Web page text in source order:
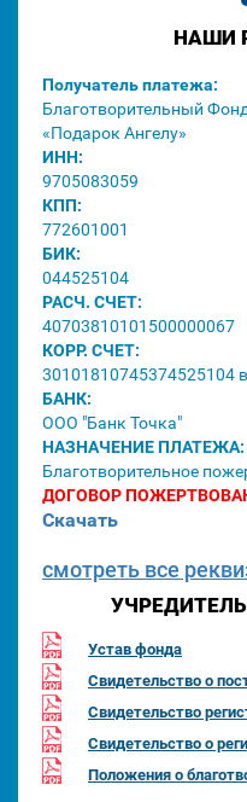
НАШИ
Получатель платежа:
Благотворительный
«Подарок Ангелу»
ИНН:
9705083059
КПП:
772601001
БИК:
044525104
РАСЧ. СЧЕТ:
40703810101500000067
КОРР. СЧЕТ:
30101810745374525104
БАНК:
ООО "Банк Точка"
НАЗНАЧЕНИЕ ПЛАТЕЖА:
Благотворительное
ДОГОВОР
Скачать
смотреть все
Устав фонда
Свидетельство о
Свидетельство
Свидетельство о
Положения о